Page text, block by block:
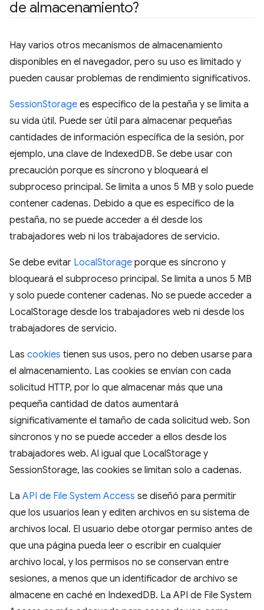
de almacenamiento?
Hay varios otros mecanismos de almacenamiento
disponibles en el navegador, pero su uso es limitado y
pueden causar problemas de rendimiento significativos.
SessionStorage es específico de la pestaña y se limita a
su vida útil. Puede ser útil para almacenar pequeñas
cantidades de información específica de la sesión, por
ejemplo, una clave de IndexedDB. Se debe usar con
precaución porque es síncrono y bloqueará el
subproceso principal. Se limita a unos 5 MB y solo puede
contener cadenas. Debido a que es específico de la
pestaña, no se puede acceder a él desde los
trabajadores web ni los trabajadores de servicio.
Se debe evitar LocalStorage porque es síncrono y
bloqueará el subproceso principal. Se limita a unos 5 MB
y solo puede contener cadenas. No se puede acceder a
LocalStorage desde los trabajadores web ni desde los
trabajadores de servicio.
Las cookies tienen sus usos, pero no deben usarse para
el almacenamiento. Las cookies se envían con cada
solicitud HTTP, por lo que almacenar más que una
pequeña cantidad de datos aumentará
significativamente el tamaño de cada solicitud web. Son
síncronos y no se puede acceder a ellos desde los
trabajadores web. Al igual que LocalStorage y
SessionStorage, las cookies se limitan solo a cadenas.
La API de File System Access se diseñó para permitir
que los usuarios lean y editen archivos en su sistema de
archivos local. El usuario debe otorgar permiso antes de
que una página pueda leer o escribir en cualquier
archivo local, y los permisos no se conservan entre
sesiones, a menos que un identificador de archivo se
almacene en caché en IndexedDB. La API de File System